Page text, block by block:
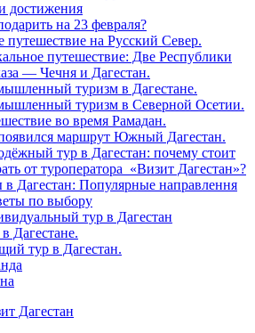
достижения
на 23 февраля?
путешествие на Русский Север.
путешествие: Две Республики
— Чечня и Дагестан.
туризм в Дагестане.
туризм в Северной Осетии.
во время Рамадан.
маршрут Южный Дагестан.
тур в Дагестан: почему стоит
от туроператора «Визит Дагестан»?
в Дагестан: Популярные направлення
по выбору
тур в Дагестан
Дагестане.
тур в Дагестан.
Дагестан